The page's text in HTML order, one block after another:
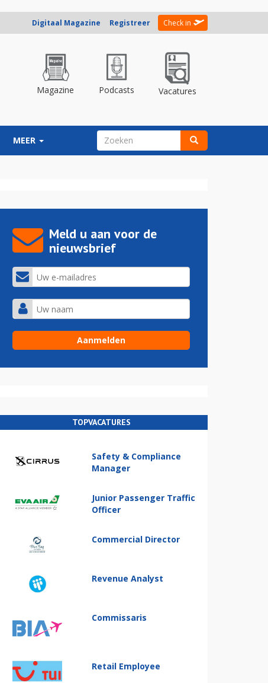
Digitaal Magazine Registreer Check in
Magazine Podcasts Vacatures
MEER ZOEKVELD
Meld u aan voor de
nieuwsbrief
TOPVACATURES
Safety & Compliance
Manager
Junior Passenger Traffic
Officer
Commercial Director
Revenue Analyst
Commissaris
Retail Employee